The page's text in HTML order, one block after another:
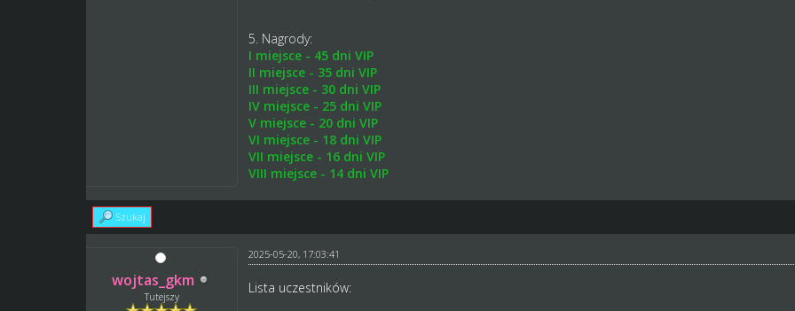
5. Nagrody:
I miejsce - 45 dni VIP
II miejsce - 35 dni VIP
III miejsce - 30 dni VIP
IV miejsce - 25 dni VIP
V miejsce - 20 dni VIP
VI miejsce - 18 dni VIP
VII miejsce - 16 dni VIP
VIII miejsce - 14 dni VIP
Szukaj
wojtas_gkm
Tutejszy
2025-05-20, 17:03:41
Lista uczestników: